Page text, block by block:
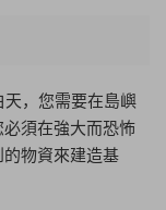
天，您需要在島嶼
須在強大而恐怖
物資來建造基